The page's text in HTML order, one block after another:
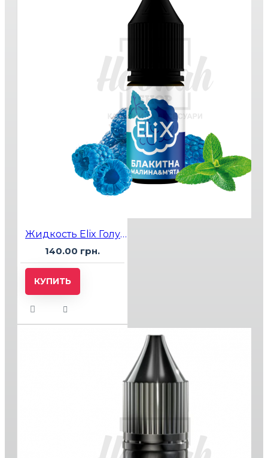
Жидкость Elix Голубая Малина Мята 10мл 5%
140.00 грн.
КУПИТЬ